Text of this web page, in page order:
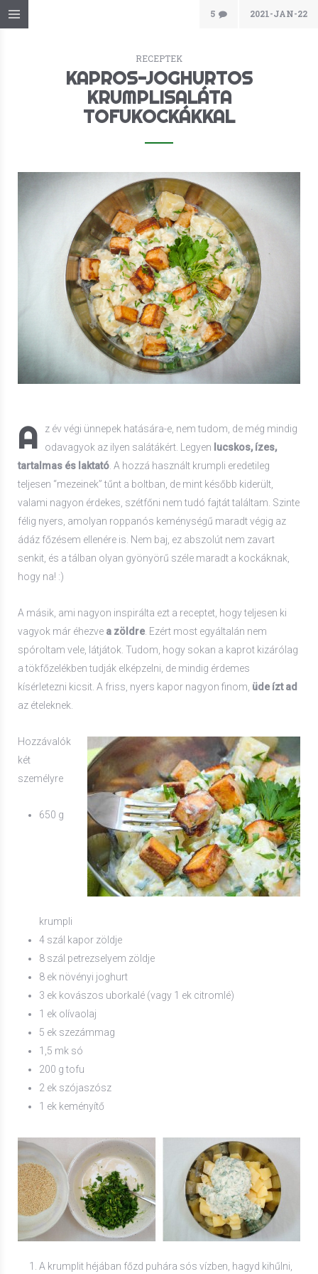
5 2021-JAN-22
RECEPTEK
KAPROS-JOGHURTOS
KRUMPLISALÁTA
TOFUKOCKÁKKAL
A
z év végi ünnepek hatására-e, nem tudom, de még mindig
odavagyok az ilyen salátákért. Legyen lucskos, ízes,
tartalmas és laktató. A hozzá használt krumpli eredetileg
teljesen “mezeinek” tűnt a boltban, de mint később kiderült,
valami nagyon érdekes, szétfőni nem tudó fajtát találtam. Szinte
félig nyers, amolyan roppanós keménységű maradt végig az
ádáz főzésem ellenére is. Nem baj, ez abszolút nem zavart
senkit, és a tálban olyan gyönyörű széle maradt a kockáknak,
hogy na! :)
A másik, ami nagyon inspirálta ezt a receptet, hogy teljesen ki
vagyok már éhezve a zöldre. Ezért most egyáltalán nem
spóroltam vele, látjátok. Tudom, hogy sokan a kaprot kizárólag
a tökfőzelékben tudják elképzelni, de mindig érdemes
kísérletezni kicsit. A friss, nyers kapor nagyon finom, üde ízt ad
az ételeknek.
Hozzávalók
két
személyre
650 g
krumpli
4 szál kapor zöldje
8 szál petrezselyem zöldje
8 ek növényi joghurt
3 ek kovászos uborkalé (vagy 1 ek citromlé)
1 ek olívaolaj
5 ek szezámmag
1,5 mk só
200 g tofu
2 ek szójaszósz
1 ek keményítő
A krumplit héjában főzd puhára sós vízben, hagyd kihűlni,